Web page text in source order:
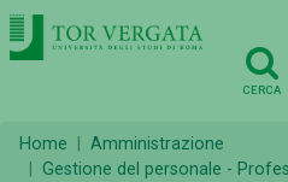
CERCA
Home
Amministrazione
Gestione del personale -